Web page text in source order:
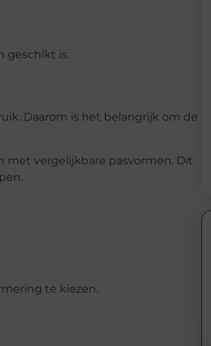
geschikt is.
Daarom is het belangrijk om de
vergelijkbare pasvormen. Dit
te kiezen.